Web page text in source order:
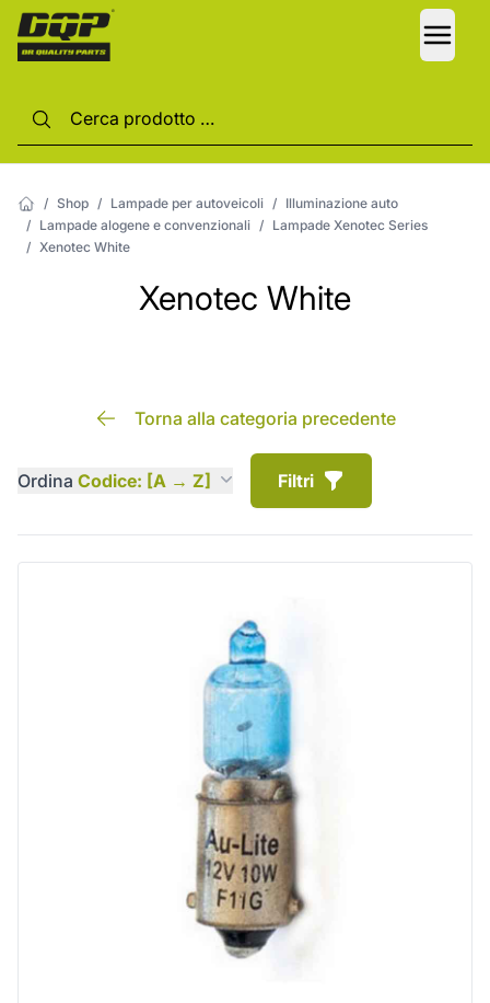
/ Shop / Lampade per autoveicoli / Illuminazione auto
/ Lampade alogene e convenzionali / Lampade Xenotec Series
/ Xenotec White
Xenotec White
Torna alla categoria precedente
Ordina Codice: [A → Z] Filtri